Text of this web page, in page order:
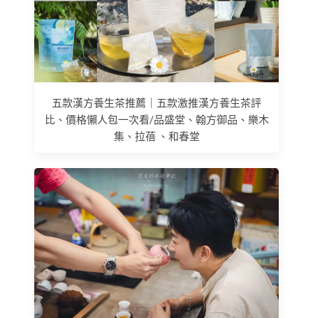
五款漢方養生茶推薦｜五款激推漢方養生茶評
比、價格懶人包一次看/品盛堂、翰方御品、樂木
集、拉蓓 、和春堂